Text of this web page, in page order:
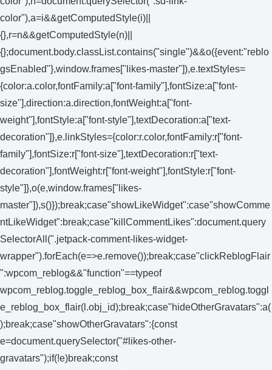
color"),a=i&&getComputedStyle(i)||
{},r=n&&getComputedStyle(n)||
{};document.body.classList.contains("single")&&o({event:"reblo
gsEnabled"},window.frames["likes-master"]),e.textStyles=
{color:a.color,fontFamily:a["font-family"],fontSize:a["font-
size"],direction:a.direction,fontWeight:a["font-
weight"],fontStyle:a["font-style"],textDecoration:a["text-
decoration"]},e.linkStyles={color:r.color,fontFamily:r["font-
family"],fontSize:r["font-size"],textDecoration:r["text-
decoration"],fontWeight:r["font-weight"],fontStyle:r["font-
style"]},o(e,window.frames["likes-
master"]),s()});break;case"showLikeWidget":case"showComme
ntLikeWidget":break;case"killCommentLikes":document.query
SelectorAll(".jetpack-comment-likes-widget-
wrapper").forEach(e=>e.remove());break;case"clickReblogFlair
":wpcom_reblog&&"function"==typeof
wpcom_reblog.toggle_reblog_box_flair&&wpcom_reblog.toggl
e_reblog_box_flair(l.obj_id);break;case"hideOtherGravatars":a(
);break;case"showOtherGravatars":{const
e=document.querySelector("#likes-other-
gravatars");if(!e)break;const